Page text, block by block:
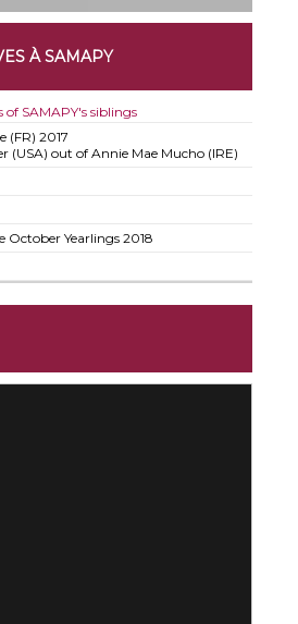
À SAMAPY
of SAMAPY's siblings
(FR) 2017
(USA) out of Annie Mae Mucho (IRE)
October Yearlings 2018